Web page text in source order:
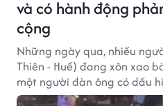
và có hành động
cộng
Những ngày qua, nhiều
Thiên - Huế) đang xôn xao
một người đàn ông có dấu
tưng bừng ở một điểm du